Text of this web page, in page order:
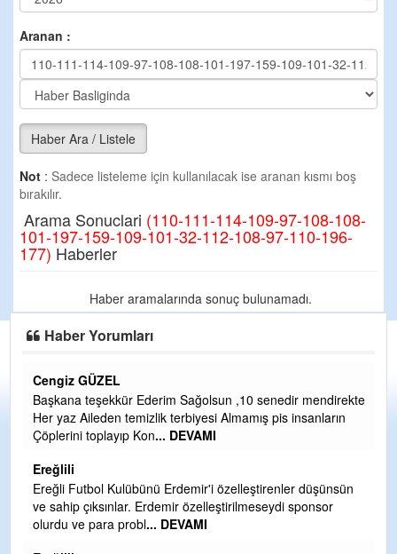
Aranan :
Haber Ara / Listele
Not : Sadece listeleme için kullanılacak ise aranan kısmı boş
bırakılır.
Arama Sonuclari (110-111-114-109-97-108-108-
101-197-159-109-101-32-112-108-97-110-196-
177) Haberler
Haber aramalarında sonuç bulunamadı.
Haber Yorumları
Cengiz GÜZEL
Başkana teşekkür Ederim Sağolsun ,10 senedir mendirekte
Her yaz Aileden temizlik terbiyesi Almamış pis insanların
Çöplerini toplayıp Kon... DEVAMI
Ereğlili
Ereğli Futbol Kulübünü Erdemir'i özelleştirenler düşünsün
ve sahip çıksınlar. Erdemir özelleştirilmeseydi sponsor
olurdu ve para probl... DEVAMI